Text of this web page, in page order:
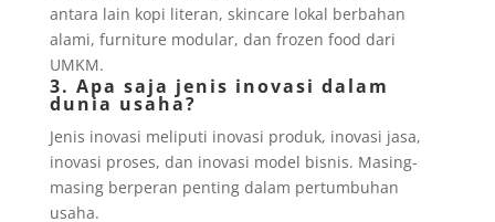
antara lain kopi literan, skincare lokal berbahan
alami, furniture modular, dan frozen food dari
UMKM.
3. Apa saja jenis inovasi dalam
dunia usaha?
Jenis inovasi meliputi inovasi produk, inovasi jasa,
inovasi proses, dan inovasi model bisnis. Masing-
masing berperan penting dalam pertumbuhan
usaha.